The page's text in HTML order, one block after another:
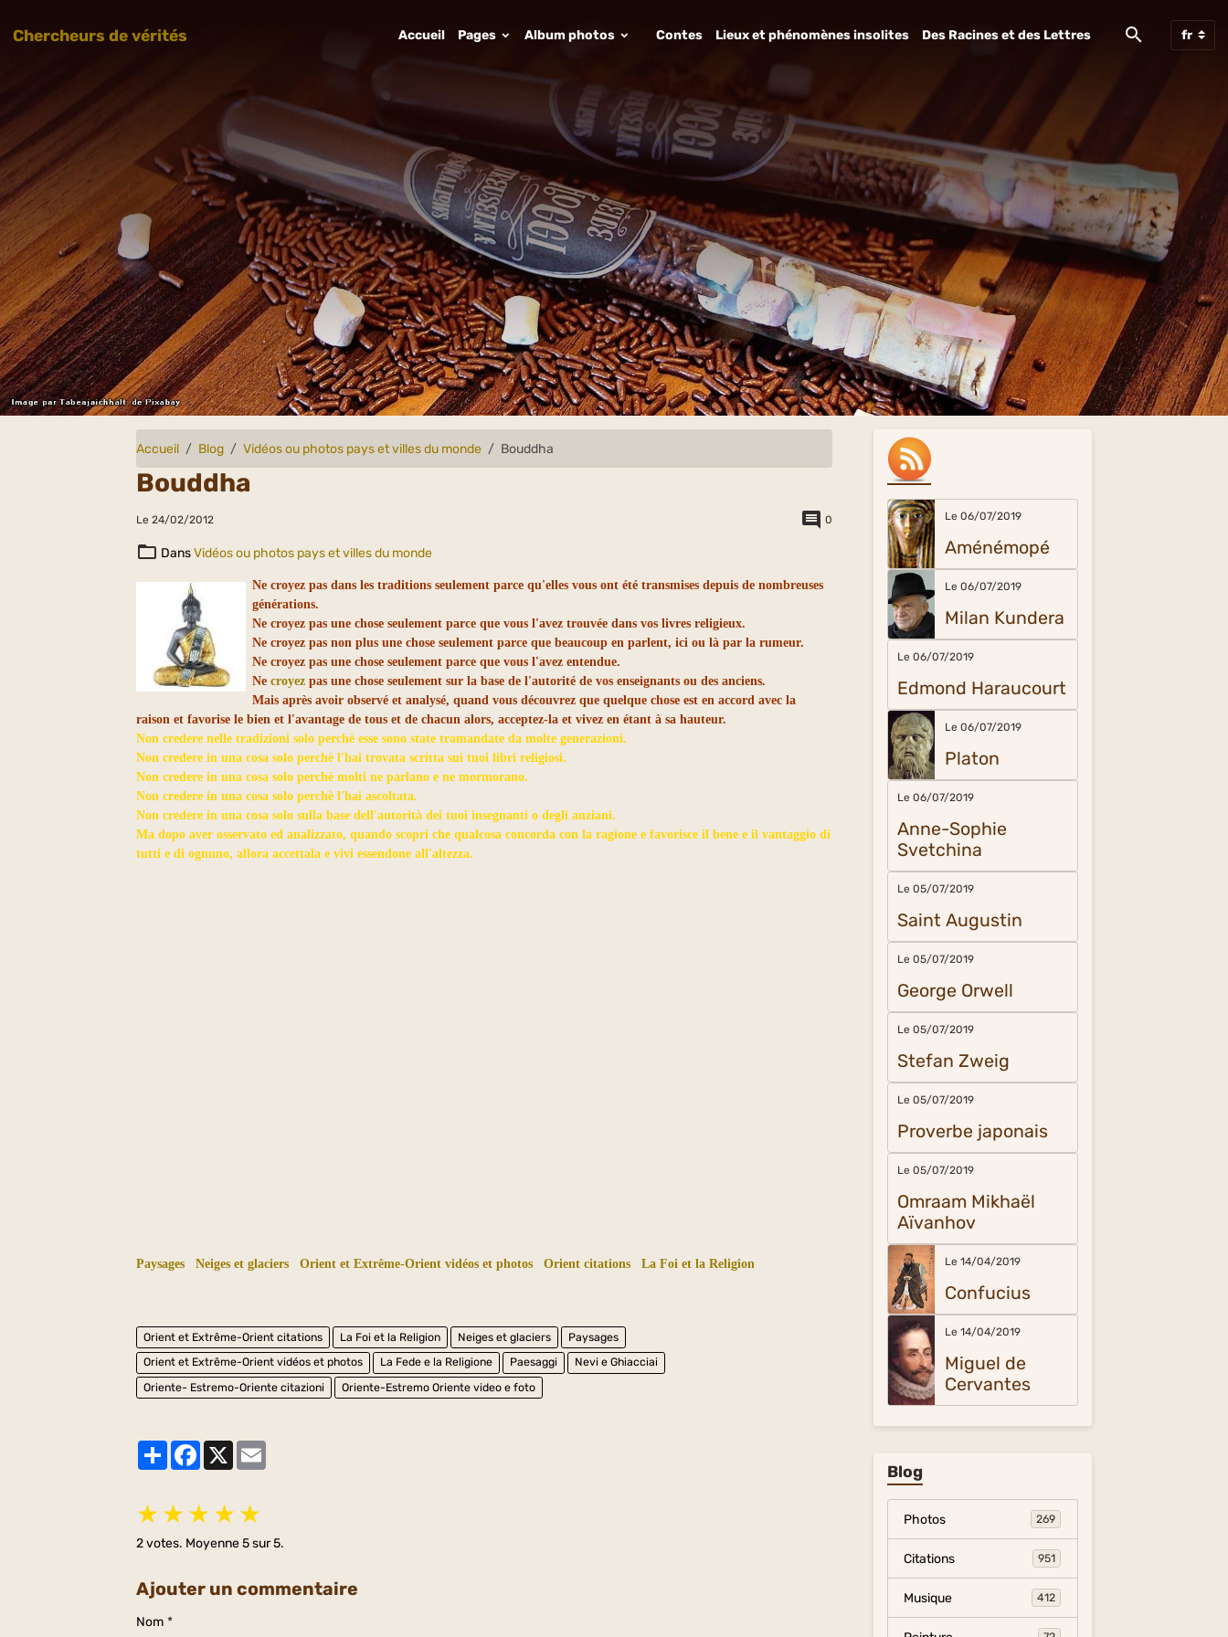
Chercheurs de vérités Accueil Pages Album photos Contes Lieux et phénomènes insolites Des Racines et des Lettres
Accueil Blog Vidéos ou photos pays et villes du monde Bouddha
Bouddha
Le 24/02/2012 0
DansVidéos ou photos pays et villes du monde
Ne croyez pas dans les traditions seulement parce qu'elles vous ont été transmises depuis de nombreuses
générations.
Ne croyez pas une chose seulement parce que vous l'avez trouvée dans vos livres religieux.
Ne croyez pas non plus une chose seulement parce que beaucoup en parlent, ici ou là par la rumeur.
Ne croyez pas une chose seulement parce que vous l'avez entendue.
Necroyez pas une chose seulement sur la base de l'autorité de vos enseignants ou des anciens.
Mais après avoir observé et analysé, quand vous découvrez que quelque chose est en accord avec la
raison et favorise le bien et l'avantage de tous et de chacun alors, acceptez-la et vivez en étant à sa hauteur.
Non credere nelle tradizioni solo perchè esse sono state tramandate da molte generazioni.
Non credere in una cosa solo perchè l'hai trovata scritta sui tuoi libri religiosi.
Non credere in una cosa solo perchè molti ne parlano e ne mormorano.
Non credere in una cosa solo perchè l'hai ascoltata.
Non credere in una cosa solo sulla base dell'autorità dei tuoi insegnanti o degli anziani.
Ma dopo aver osservato ed analizzato, quando scopri che qualcosa concorda con la ragione e favorisce il bene e il vantaggio di
tutti e di ognuno, allora accettala e vivi essendone all'altezza.
Paysages Neiges et glaciers Orient et Extrême-Orient vidéos et photos Orient citations La Foi et la Religion
Orient et Extrême-Orient citations La Foi et la Religion Neiges et glaciers
Paysages
Orient et Extrême-Orient vidéos et photos
La Fede e la Religione Paesaggi
Nevi e Ghiacciai
Oriente- Estremo-Oriente citazioni
Oriente-Estremo Oriente video e foto
PartagerFacebook
X
★ ★ ★ ★ ★
2votes. Moyenne5sur 5.
Ajouter un commentaire
Nom
Le 06/07/2019
Aménémopé
Le 06/07/2019
Milan Kundera
Le 06/07/2019
Edmond Haraucourt
Le 06/07/2019
Platon
Le 06/07/2019
Anne-Sophie
Svetchina
Le 05/07/2019
Saint Augustin
Le 05/07/2019
George Orwell
Le 05/07/2019
Stefan Zweig
Le 05/07/2019
Proverbe japonais
Le 05/07/2019
Omraam Mikhaël
Aïvanhov
Le 14/04/2019
Confucius
Le 14/04/2019
Miguel de
Cervantes
Blog
Photos 269
Citations 951
Musique 412